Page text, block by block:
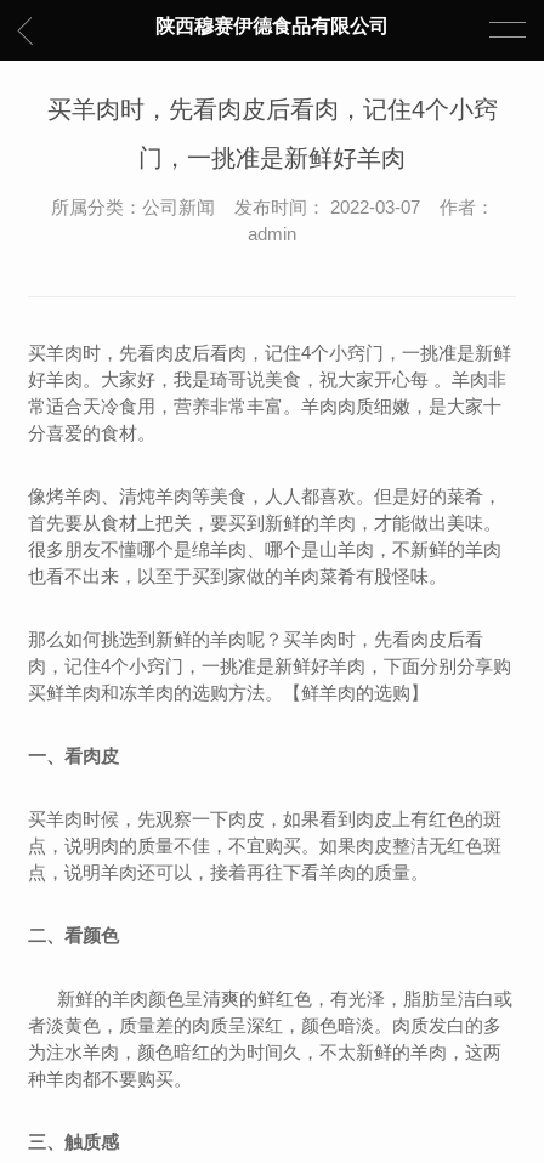
陕西穆赛伊德食品有限公司
买羊肉时，先看肉皮后看肉，记住4个小窍
门，一挑准是新鲜好羊肉
所属分类：公司新闻 发布时间： 2022-03-07 作者：
admin
买羊肉时，先看肉皮后看肉，记住4个小窍门，一挑准是新鲜
好羊肉。大家好，我是琦哥说美食，祝大家开心每 。羊肉非
常适合天冷食用，营养非常丰富。羊肉肉质细嫩，是大家十
分喜爱的食材。
像烤羊肉、清炖羊肉等美食，人人都喜欢。但是好的菜肴，
首先要从食材上把关，要买到新鲜的羊肉，才能做出美味。
很多朋友不懂哪个是绵羊肉、哪个是山羊肉，不新鲜的羊肉
也看不出来，以至于买到家做的羊肉菜肴有股怪味。
那么如何挑选到新鲜的羊肉呢？买羊肉时，先看肉皮后看
肉，记住4个小窍门，一挑准是新鲜好羊肉，下面分别分享购
买鲜羊肉和冻羊肉的选购方法。【鲜羊肉的选购】
一、看肉皮
买羊肉时候，先观察一下肉皮，如果看到肉皮上有红色的斑
点，说明肉的质量不佳，不宜购买。如果肉皮整洁无红色斑
点，说明羊肉还可以，接着再往下看羊肉的质量。
二、看颜色
新鲜的羊肉颜色呈清爽的鲜红色，有光泽，脂肪呈洁白或
者淡黄色，质量差的肉质呈深红，颜色暗淡。肉质发白的多
为注水羊肉，颜色暗红的为时间久，不太新鲜的羊肉，这两
种羊肉都不要购买。
三、触质感